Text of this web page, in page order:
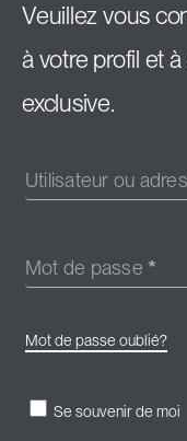
Veuillez vous
à votre profil et
exclusive.
Utilisateur ou
Mot de passe *
Mot de passe oublié?
Se souvenir de moi